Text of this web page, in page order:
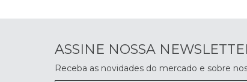
ASSINE NOSSA
Receba as novidades do mercado e sobre